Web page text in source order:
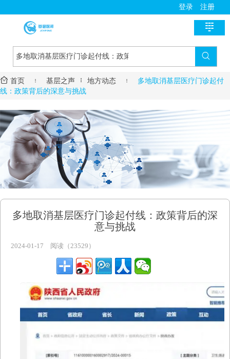
登录 注册


首页
新医讯
地方动态
用药指导
诊疗指南
医疗技术
基层风采
名院展示
药房明星
资料学习
培训课程
学术沙龙
进修学习
慢病管理
疾病筛查
服务流程
 首页  基层之声  地方动态 
多地取消基层医疗门诊起付
线：政策背后的深意与挑战
多地取消基层医疗门诊起付线：政策背后的深
意与挑战
2024-01-17 阅读（23529）